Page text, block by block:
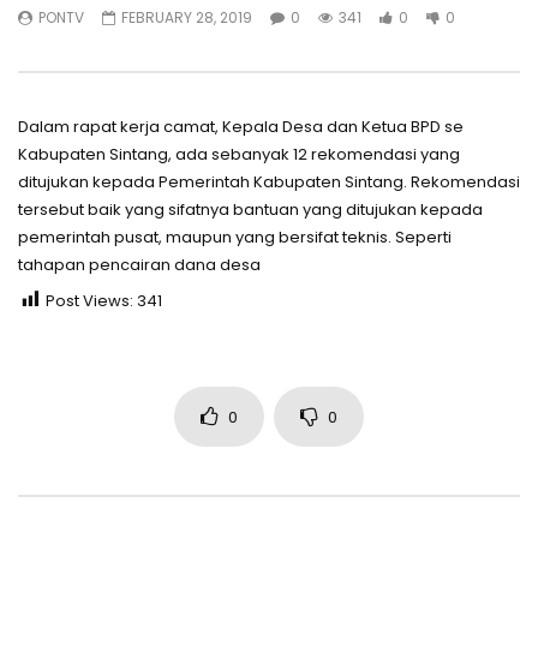
PONTV FEBRUARY 28, 2019 0 341 0 0
Dalam rapat kerja camat, Kepala Desa dan Ketua BPD se
Kabupaten Sintang, ada sebanyak 12 rekomendasi yang
ditujukan kepada Pemerintah Kabupaten Sintang. Rekomendasi
tersebut baik yang sifatnya bantuan yang ditujukan kepada
pemerintah pusat, maupun yang bersifat teknis. Seperti
tahapan pencairan dana desa
Post Views: 341
0 0